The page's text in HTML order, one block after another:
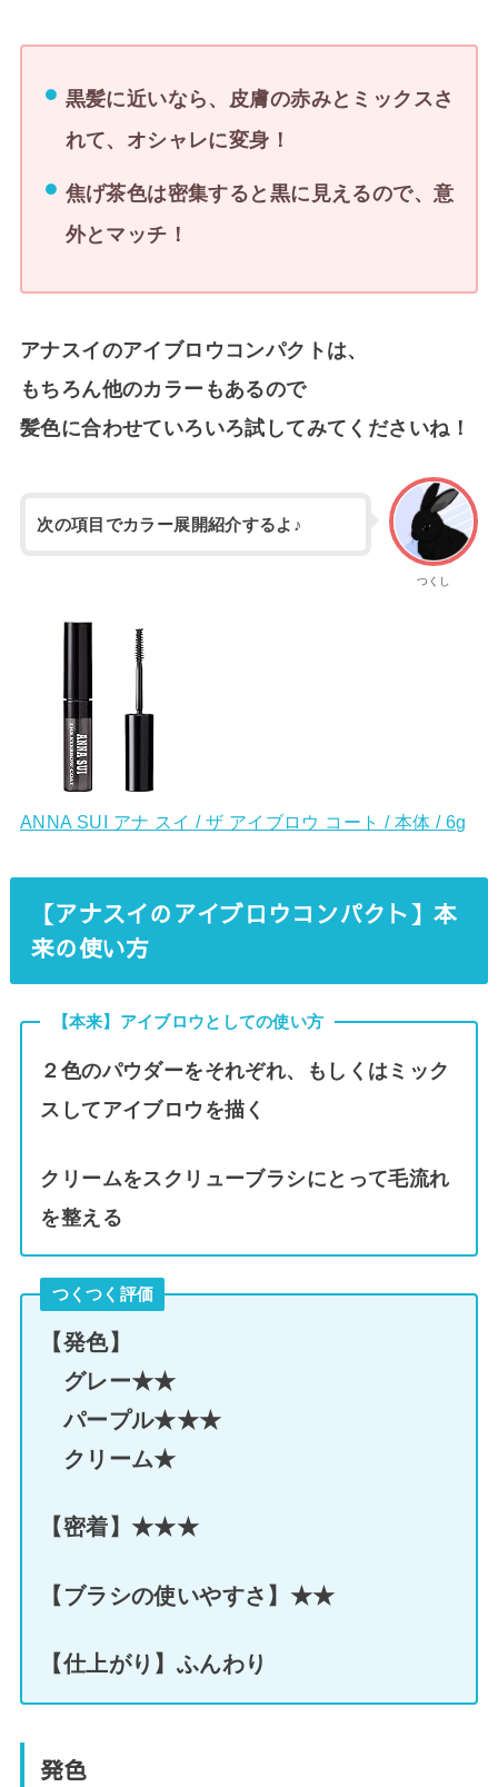
黒髪に近いなら、皮膚の赤みとミックスさ
れて、オシャレに変身！
焦げ茶色は密集すると黒に見えるので、意
外とマッチ！
アナスイのアイブロウコンパクトは、
もちろん他のカラーもあるので
髪色に合わせていろいろ試してみてくださいね！
つくし
次の項目でカラー展開紹介するよ♪
ANNA SUI アナ スイ / ザ アイブロウ コート / 本体 / 6g
【アナスイのアイブロウコンパクト】本
来の使い方
【本来】アイブロウとしての使い方
２色のパウダーをそれぞれ、もしくはミック
スしてアイブロウを描く
クリームをスクリューブラシにとって毛流れ
を整える
つくつく評価
【発色】
グレー★★
パープル★★★
クリーム★
【密着】★★★
【ブラシの使いやすさ】★★
【仕上がり】ふんわり
発色